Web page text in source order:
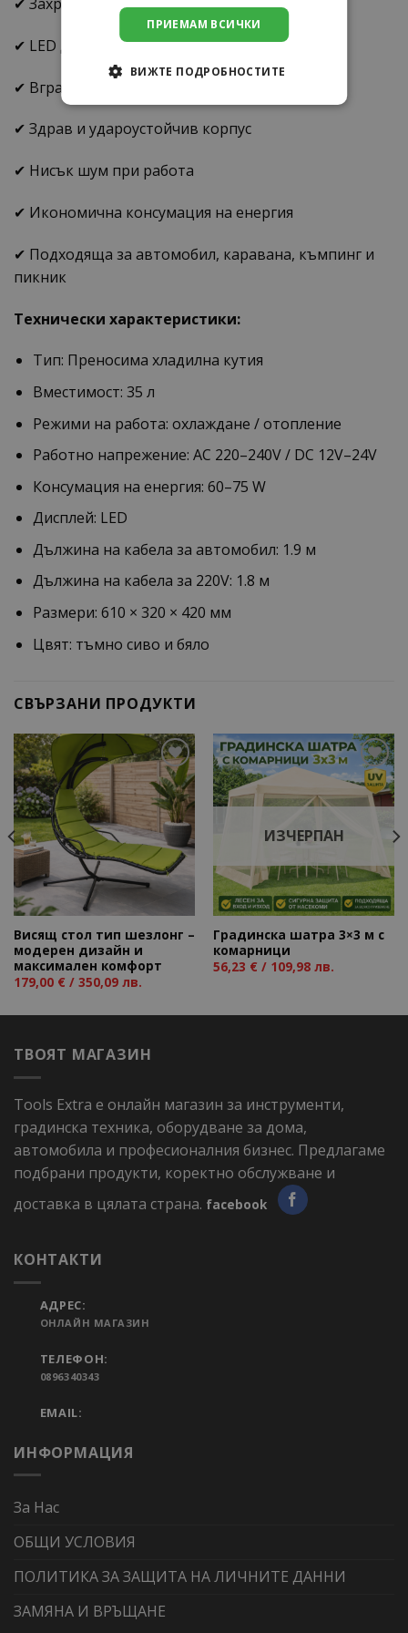
✔ LED дисплей за лесно управление
✔ Вградени колела и удобни дръжки
✔ Здрав и удароустойчив корпус
✔ Нисък шум при работа
✔ Икономична консумация на енергия
✔ Подходяща за автомобил, каравана, къмпинг и
пикник
Технически характеристики:
Тип: Преносима хладилна кутия
Вместимост: 35 л
Режими на работа: охлаждане / отопление
Работно напрежение: AC 220–240V / DC 12V–24V
Консумация на енергия: 60–75 W
Дисплей: LED
Дължина на кабела за автомобил: 1.9 м
Дължина на кабела за 220V: 1.8 м
Размери: 610 × 320 × 420 мм
Цвят: тъмно сиво и бяло
СВЪРЗАНИ ПРОДУКТИ
Add to
wishlist
Висящ стол тип шезлонг –
модерен дизайн и
максимален комфорт
179,00 € / 350,09 лв.
ИЗЧЕРПАН
Градинска шатра 3×3 м с
комарници
56,23 € / 109,98 лв.
ТВОЯТ МАГАЗИН
Tools Extra е онлайн магазин за инструменти,
градинска техника, оборудване за дома,
автомобила и професионалния бизнес. Предлагаме
подбрани продукти, коректно обслужване и
доставка в цялата страна. facebook
КОНТАКТИ
АДРЕС:
ОНЛАЙН МАГАЗИН
ТЕЛЕФОН:
0896340343
EMAIL:
ИНФОРМАЦИЯ
За Нас
ОБЩИ УСЛОВИЯ
ПОЛИТИКА ЗА ЗАЩИТА НА ЛИЧНИТЕ ДАННИ
ЗАМЯНА И ВРЪЩАНЕ
ПРИЕМАМ ВСИЧКИ
ВИЖТЕ ПОДРОБНОСТИТЕ